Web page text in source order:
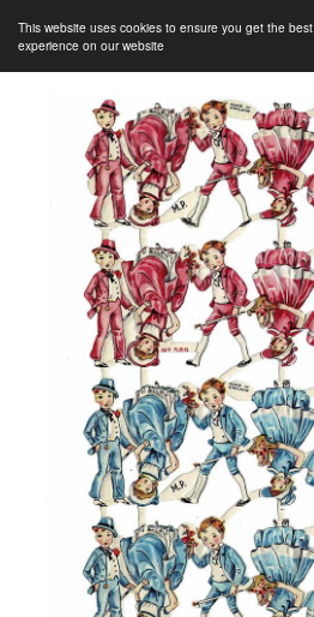
This website uses cookies to ensure you get the best
experience on our website